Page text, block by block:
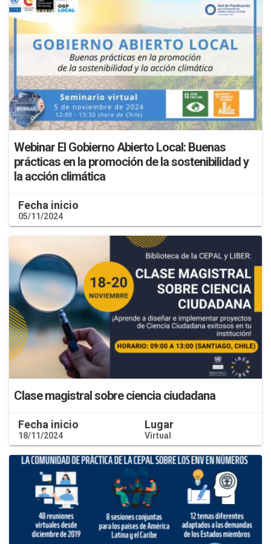
Webinar El Gobierno Abierto Local: Buenas
prácticas en la promoción de la sostenibilidad y
la acción climática
Fecha inicio
05/11/2024
Clase magistral sobre ciencia ciudadana
Fecha inicio
18/11/2024
Lugar
Virtual